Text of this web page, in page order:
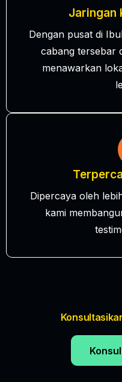
Jaringan
Dengan pusat di
cabang tersebar
menawarkan
Dipercaya oleh
kami